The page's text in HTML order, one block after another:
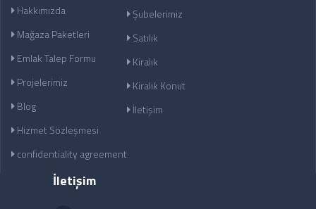
Hakkımızda
Mağaza Paketleri
Emlak Talep Formu
Projelerimiz
Blog
Hizmet Sözleşmesi
confidentiality agreement
Şubelerimiz
Satılık
Kiralık
Kiralık Konut
İletişim
İletişim